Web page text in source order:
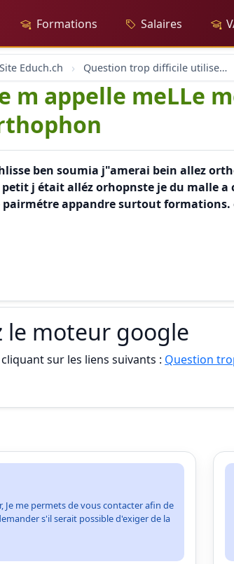
Formations Salaires
Educh.ch Question trop difficile utilisez le moteur google
m appelle meLLe
ben soumia j"amerai bein allez
j était alléz orhopnste je du malle a
appandre surtout formations.
le moteur google
sur les liens suivants : Question
Je me permets de vous contacter afin de
s'il serait possible d'exiger de la